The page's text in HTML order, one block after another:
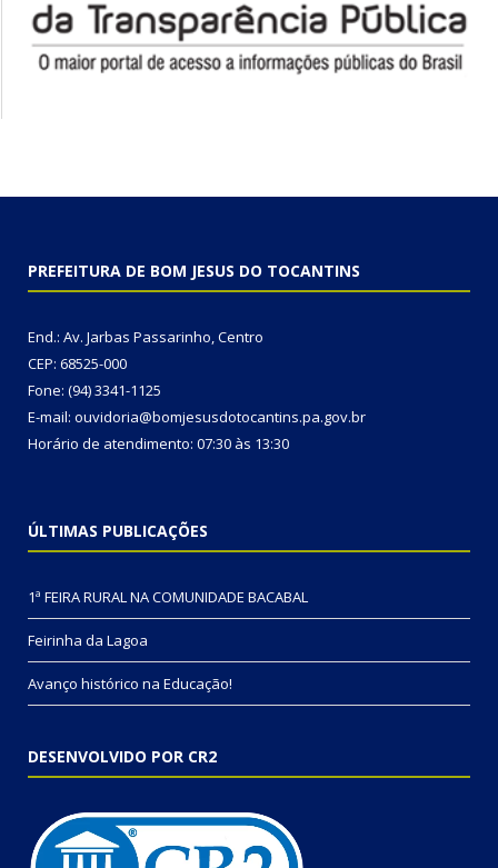
PREFEITURA DE BOM JESUS DO TOCANTINS
End.: Av. Jarbas Passarinho, Centro
CEP: 68525-000
Fone: (94) 3341-1125
E-mail: ouvidoria@bomjesusdotocantins.pa.gov.br
Horário de atendimento: 07:30 às 13:30
ÚLTIMAS PUBLICAÇÕES
1ª FEIRA RURAL NA COMUNIDADE BACABAL
Feirinha da Lagoa
Avanço histórico na Educação!
DESENVOLVIDO POR CR2